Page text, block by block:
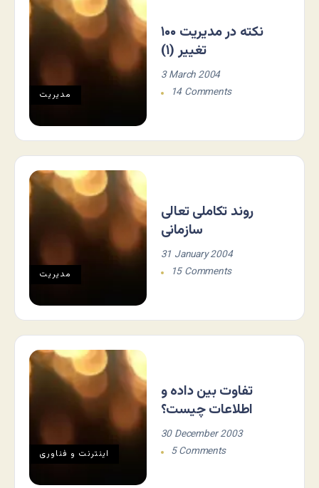
مديريت
۱۰۰ نكته در مديريت
تغيير (۱)
3 March 2004
14 Comments
مديريت
روند تکاملی تعالی
سازمانی
31 January 2004
15 Comments
اينترنت و فناوری
تفاوت بین داده و
اطلاعات چیست؟
30 December 2003
5 Comments